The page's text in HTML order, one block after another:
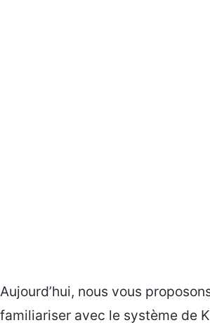
Aujourd’hui, nous vous
familiariser avec le système de